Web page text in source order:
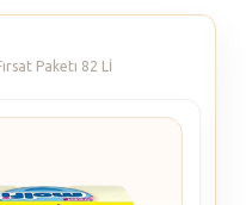
Paketı 82 Lİ